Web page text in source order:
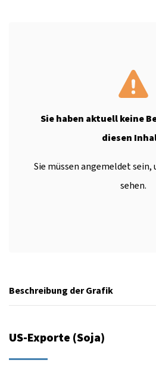
Sie haben aktuell keine
diesen
Sie müssen angemeldet
sehen.
Beschreibung der Grafik
US-Exporte (Soja)